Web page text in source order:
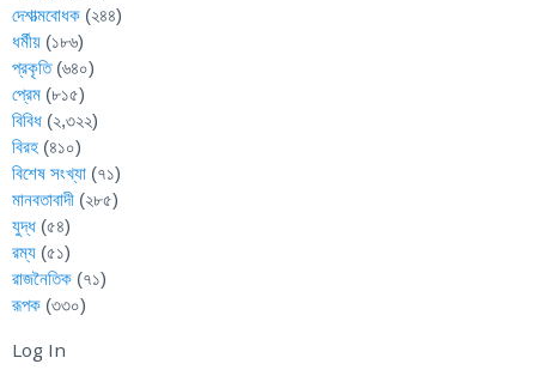
দেশাত্মবোধক (২৪৪)
ধর্মীয় (১৮৬)
প্রকৃতি(৬৪০)
প্রেম (৮১৫)
বিবিধ (২,৩২২)
বিরহ (৪১০)
বিশেষ সংখ্যা (৭১)
মানবতাবাদী (২৮৫)
যুদ্ধ (৫৪)
রম্য (৫১)
রাজনৈতিক (৭১)
রূপক (৩৩০)
Log In